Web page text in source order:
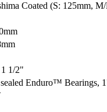
Coated (S: 125mm,
1/2"
Enduro™ Bearings,